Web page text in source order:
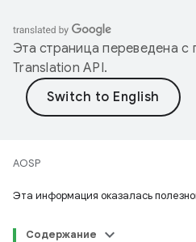
Эта страница переведена
Translation API.
AOSP
Эта информация оказалась
Содержание